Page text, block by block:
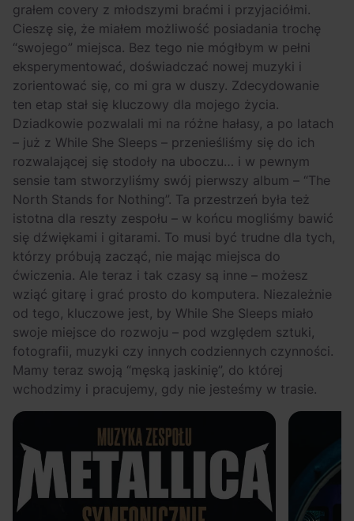
grałem covery z młodszymi braćmi i przyjaciółmi.
Cieszę się, że miałem możliwość posiadania trochę
“swojego” miejsca. Bez tego nie mógłbym w pełni
eksperymentować, doświadczać nowej muzyki i
zorientować się, co mi gra w duszy. Zdecydowanie
ten etap stał się kluczowy dla mojego życia.
Dziadkowie pozwalali mi na różne hałasy, a po latach
– już z While She Sleeps – przenieśliśmy się do ich
rozwalającej się stodoły na uboczu… i w pewnym
sensie tam stworzyliśmy swój pierwszy album – “The
North Stands for Nothing”. Ta przestrzeń była też
istotna dla reszty zespołu – w końcu mogliśmy bawić
się dźwiękami i gitarami. To musi być trudne dla tych,
którzy próbują zacząć, nie mając miejsca do
ćwiczenia. Ale teraz i tak czasy są inne – możesz
wziąć gitarę i grać prosto do komputera. Niezależnie
od tego, kluczowe jest, by While She Sleeps miało
swoje miejsce do rozwoju – pod względem sztuki,
fotografii, muzyki czy innych codziennych czynności.
Mamy teraz swoją “męską jaskinię”, do której
wchodzimy i pracujemy, gdy nie jesteśmy w trasie.